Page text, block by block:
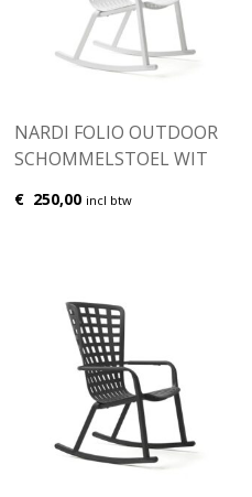
NARDI FOLIO OUTDOOR
SCHOMMELSTOEL WIT
€ 250,00 incl btw